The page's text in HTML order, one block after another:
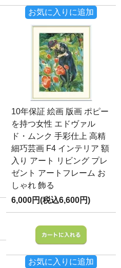
お気に入りに追加
10年保証 絵画 版画 ポピー
を持つ女性 エドヴァル
ド・ムンク 手彩仕上 高精
細巧芸画 F4 インテリア 額
入り アート リビング プレ
ゼント アートフレーム お
しゃれ 飾る
6,000円(税込6,600円)
お気に入りに追加